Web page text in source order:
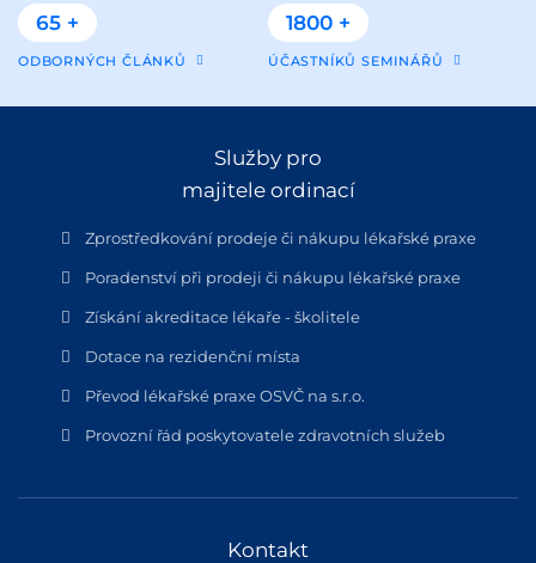
65 +
ODBORNÝCH ČLÁNKŮ
1800 +
ÚČASTNÍKŮ SEMINÁŘŮ
Služby pro
majitele ordinací
Zprostředkování prodeje či nákupu lékařské praxe
Poradenství při prodeji či nákupu lékařské praxe
Získání akreditace lékaře - školitele
Dotace na rezidenční místa
Převod lékařské praxe OSVČ na s.r.o.
Provozní řád poskytovatele zdravotních služeb
Kontakt